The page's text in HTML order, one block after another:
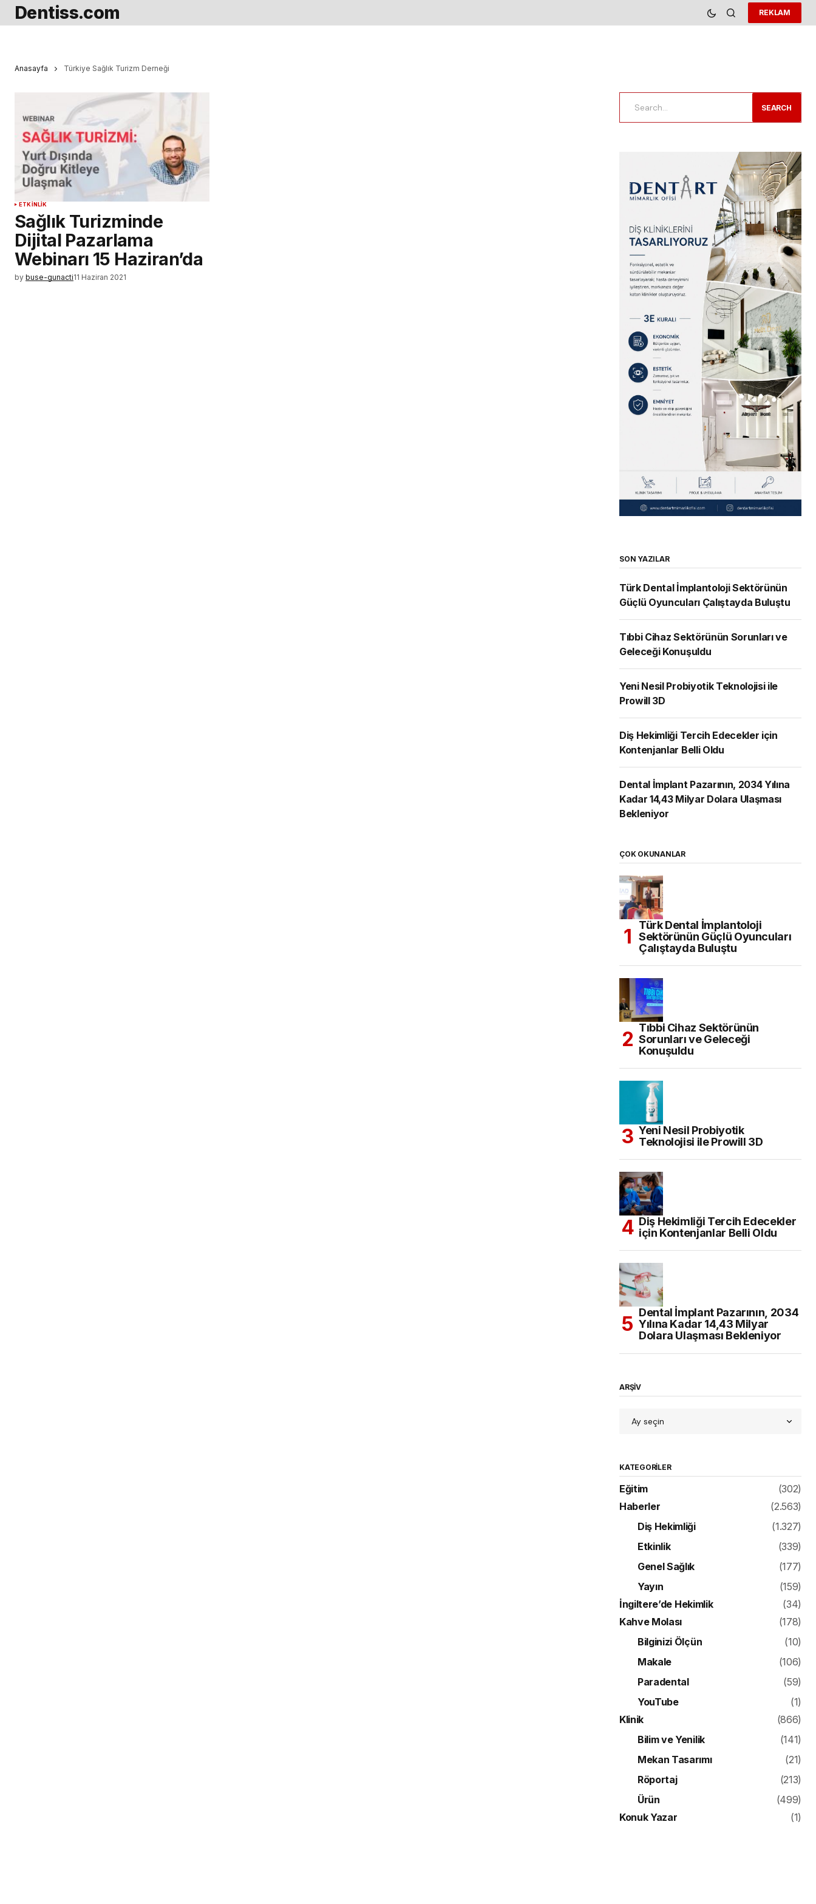
Dentiss.com REKLAM
Anasayfa Türkiye Sağlık Turizm Derneği
ETKINLIK
Sağlık Turizminde
Dijital Pazarlama
Webinarı 15 Haziran’da
by buse-gunacti11 Haziran 2021
SEARCH
SON YAZILAR
Türk Dental İmplantoloji Sektörünün
Güçlü Oyuncuları Çalıştayda Buluştu
Tıbbi Cihaz Sektörünün Sorunları ve
Geleceği Konuşuldu
Yeni Nesil Probiyotik Teknolojisi ile
Prowill 3D
Diş Hekimliği Tercih Edecekler için
Kontenjanlar Belli Oldu
Dental İmplant Pazarının, 2034 Yılına
Kadar 14,43 Milyar Dolara Ulaşması
Bekleniyor
ÇOK OKUNANLAR
Türk Dental İmplantoloji
Sektörünün Güçlü Oyuncuları
Çalıştayda Buluştu
Tıbbi Cihaz Sektörünün
Sorunları ve Geleceği
Konuşuldu
Yeni Nesil Probiyotik
Teknolojisi ile Prowill 3D
Diş Hekimliği Tercih Edecekler
için Kontenjanlar Belli Oldu
Dental İmplant Pazarının, 2034
Yılına Kadar 14,43 Milyar
Dolara Ulaşması Bekleniyor
ARŞİV
KATEGORILER
Eğitim
(302)
Haberler
(2.563)
Diş Hekimliği
(1.327)
Etkinlik
(339)
Genel Sağlık
(177)
Yayın
(159)
İngiltere’de Hekimlik
(34)
Kahve Molası
(178)
Bilginizi Ölçün
(10)
Makale
(106)
Paradental
(59)
YouTube
(1)
Klinik
(866)
Bilim ve Yenilik
(141)
Mekan Tasarımı
(21)
Röportaj
(213)
Ürün
(499)
Konuk Yazar
(1)